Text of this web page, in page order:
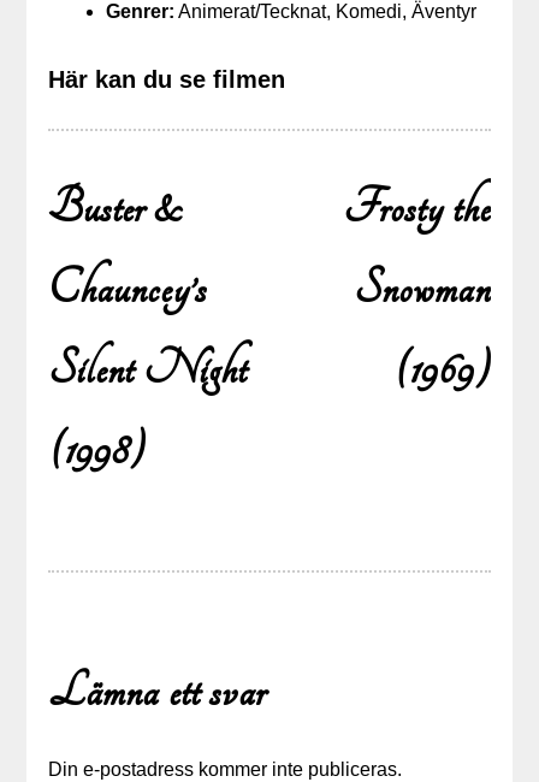
Genrer: Animerat/Tecknat, Komedi, Äventyr
Här kan du se filmen
Inläggsnavigering
Buster &
Chauncey’s
Silent Night
(1998)
Frosty the
Snowman
(1969)
Lämna ett svar
Din e-postadress kommer inte publiceras.